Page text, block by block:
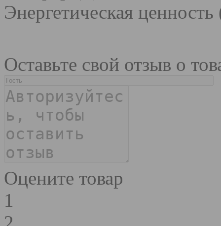
Энергетическая
Оставьте свой отзыв о
Оцените товар
1